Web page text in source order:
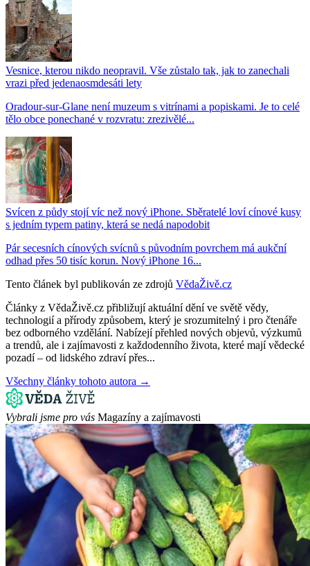
Vesnice, kterou nikdo neopravil. Vše zůstalo tak, jak to zanechali
vrazi před jedenaosmdesáti lety
Oradour-sur-Glane není muzeum s vitrínami a popiskami. Je to celé
tělo obce ponechané v rozvratu: zrezivělé...
Svícen z půdy stojí víc než nový iPhone. Sběratelé loví cínové kusy
s jedním typem patiny, která se nedá napodobit
Pár secesních cínových svícnů s původním povrchem má aukční
odhad přes 50 tisíc korun. Nový iPhone 16...
Tento článek byl publikován ze zdrojů VědaŽivě.cz
Články z VědaŽivě.cz přibližují aktuální dění ve světě vědy,
technologií a přírody způsobem, který je srozumitelný i pro čtenáře
bez odborného vzdělání. Nabízejí přehled nových objevů, výzkumů
a trendů, ale i zajímavosti z každodenního života, které mají vědecké
pozadí – od lidského zdraví přes...
Všechny články tohoto autora →
Vybrali jsme pro vás Magazíny a zajímavosti